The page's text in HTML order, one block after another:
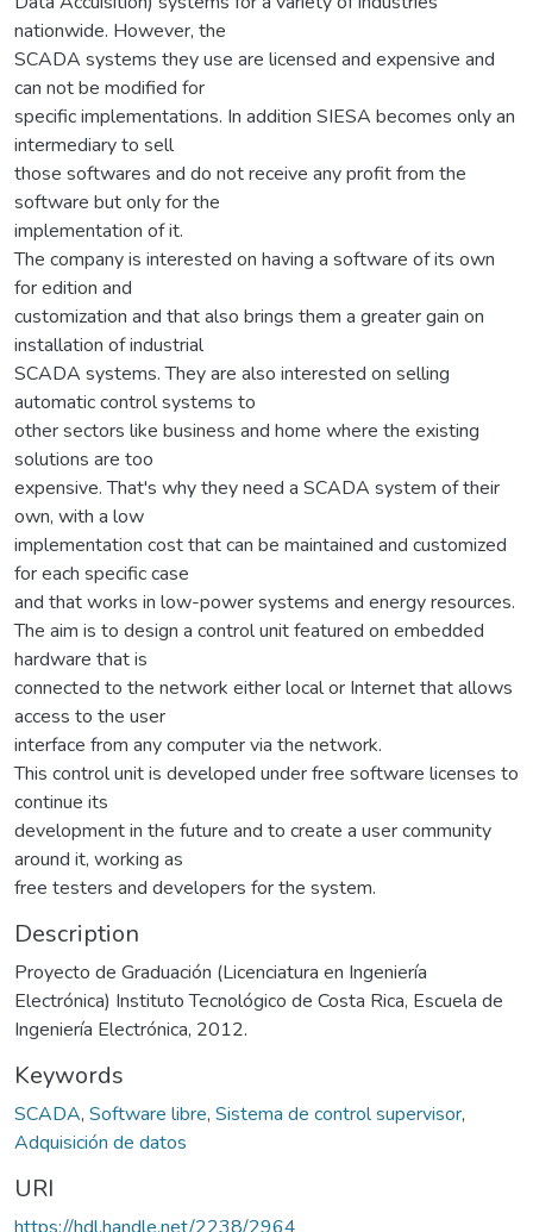
nationwide. However, the
SCADA systems they use are licensed and expensive and
can not be modified for
specific implementations. In addition SIESA becomes only an
intermediary to sell
those softwares and do not receive any profit from the
software but only for the
implementation of it.
The company is interested on having a software of its own
for edition and
customization and that also brings them a greater gain on
installation of industrial
SCADA systems. They are also interested on selling
automatic control systems to
other sectors like business and home where the existing
solutions are too
expensive. That's why they need a SCADA system of their
own, with a low
implementation cost that can be maintained and customized
for each specific case
and that works in low-power systems and energy resources.
The aim is to design a control unit featured on embedded
hardware that is
connected to the network either local or Internet that allows
access to the user
interface from any computer via the network.
This control unit is developed under free software licenses to
continue its
development in the future and to create a user community
around it, working as
free testers and developers for the system.
Description
Proyecto de Graduación (Licenciatura en Ingeniería
Electrónica) Instituto Tecnológico de Costa Rica, Escuela de
Ingeniería Electrónica, 2012.
Keywords
SCADA, Software libre, Sistema de control supervisor,
Adquisición de datos
URI